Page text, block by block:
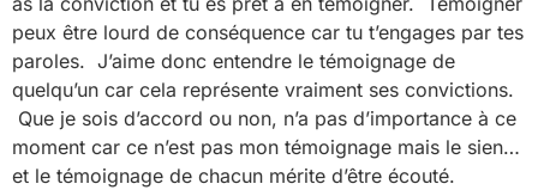
peux être lourd de conséquence car tu t’engages par tes
paroles. J’aime donc entendre le témoignage de
quelqu’un car cela représente vraiment ses convictions.
Que je sois d’accord ou non, n’a pas d’importance à ce
moment car ce n’est pas mon témoignage mais le sien…
et le témoignage de chacun mérite d’être écouté.